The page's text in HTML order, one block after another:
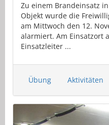
Zu einem Brandeinsatz
Objekt wurde die
am Mittwoch den 12.
alarmiert. Am Einsatzort
Einsatzleiter ...
Übung Aktivitäten